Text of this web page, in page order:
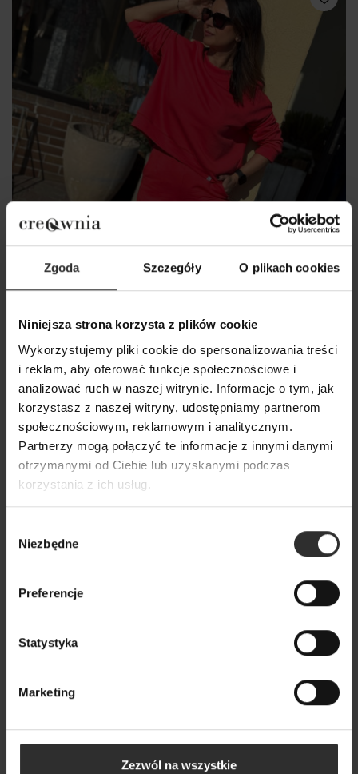
Zgoda Szczegóły O plikach cookies
Niniejsza strona korzysta z plików cookie
Wykorzystujemy pliki cookie do spersonalizowania treści
i reklam, aby oferować funkcje społecznościowe i
analizować ruch w naszej witrynie. Informacje o tym, jak
korzystasz z naszej witryny, udostępniamy partnerom
społecznościowym, reklamowym i analitycznym.
Partnerzy mogą połączyć te informacje z innymi danymi
otrzymanymi od Ciebie lub uzyskanymi podczas
korzystania z ich usług.
zgody
Niezbędne
Preferencje
Statystyka
Marketing
Zezwól na wszystkie
Czerwony zestaw dresowy z szerokimi nogawkami
New York Strawberry
449,00 zł